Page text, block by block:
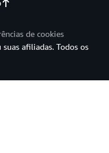
de cookies
afiliadas. Todos os